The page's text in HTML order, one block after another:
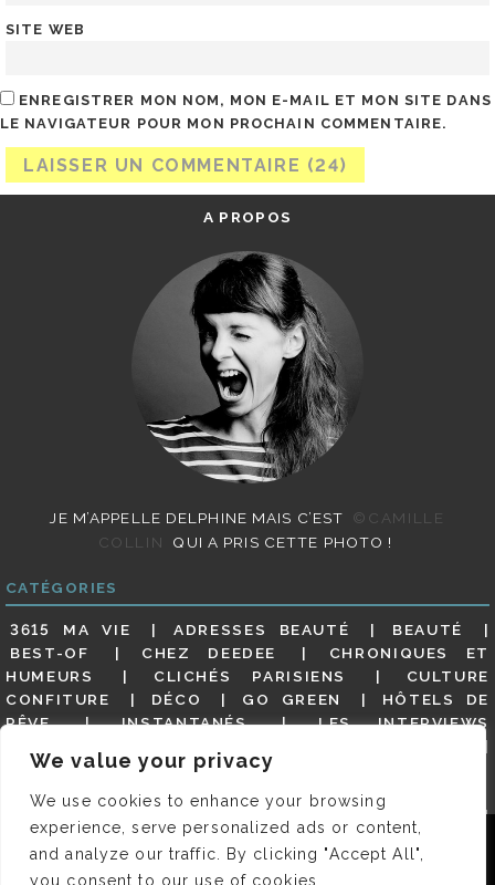
We value your privacy
We use cookies to enhance your browsing
experience, serve personalized ads or content,
and analyze our traffic. By clicking "Accept All",
you consent to our use of cookies.
SITE WEB
ENREGISTRER MON NOM, MON E-MAIL ET MON SITE DANS
LE NAVIGATEUR POUR MON PROCHAIN COMMENTAIRE.
A PROPOS
JE M’APPELLE DELPHINE MAIS C’EST
©CAMILLE
COLLIN
QUI A PRIS CETTE PHOTO !
CATÉGORIES
3615 MA VIE ADRESSES BEAUTÉ
BEAUTÉ
BEST-OF
CHEZ DEEDEE
CHRONIQUES ET
HUMEURS
CLICHÉS PARISIENS
CULTURE
CONFITURE
DÉCO GO GREEN
HÔTELS DE
RÊVE
INSTANTANÉS
LES INTERVIEWS
MES ADRESSES
MODE
(BUT GOODIES)
PAR ICI LE MAGOT !
PARIS EN PHOTOS
RESTAURANTS
REVUE DE PRESSE DÉTAILLÉE, SIOU PLAIT
SALONS
DE THÉ
SHOPPING VIDÉOS
VITE ! UN RESTO
Nous utilisons des cookies pour vous garantir la meilleure
expérience sur notre site. Si vous continuez à utiliser ce